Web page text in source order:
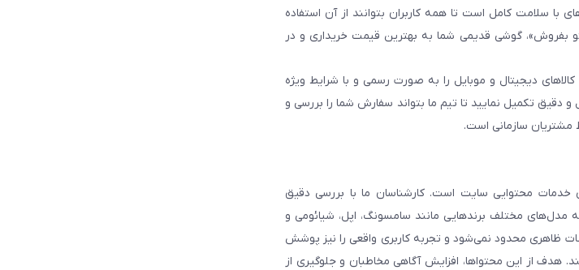
سلامت کامل است تا همه کاربران بتوانند از آن استفاده
بفروش»، گوشی قدیمی شما به بهترین قیمت خریداری و در
دیجیتال و موبایل را به صورت رسمی و با شرایط ویژه
تکمیل نمایید تا تیم ما بتواند سفارش شما را بررسی و
سازمانی است.
محتوایی سایت است. کارشناسان ما با بررسی دقیق
مدل‌های مختلف برندهایی مانند سامسونگ، اپل، شیائومی و
ظاهری محدود نمی‌شود و تجربه کاربری واقعی را نیز پوشش
هدف از این محتواها، افزایش آگاهی مخاطبان و جلوگیری از